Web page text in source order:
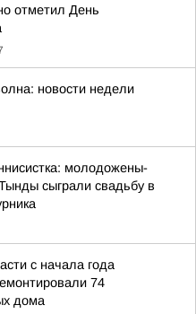
отметил День
новости недели
молодожены-
сыграли свадьбу в
с начала года
74
дома